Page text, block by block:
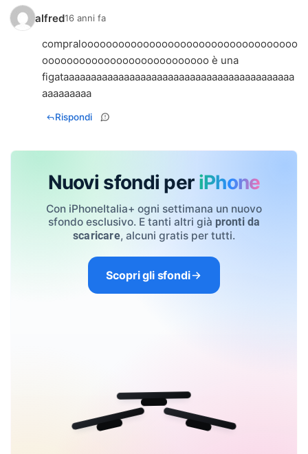
alfred16 anni fa
compralooooooooooooooooooooooooooooooooooo
ooooooooooooooooooooooooooo è una
figataaaaaaaaaaaaaaaaaaaaaaaaaaaaaaaaaaaaaaaaaa
aaaaaaaaa
Rispondi
Nuovi sfondi per iPhone
Con iPhoneItalia+ ogni settimana un nuovo
sfondo esclusivo. E tanti altri già pronti da
scaricare, alcuni gratis per tutti.
Scopri gli sfondi